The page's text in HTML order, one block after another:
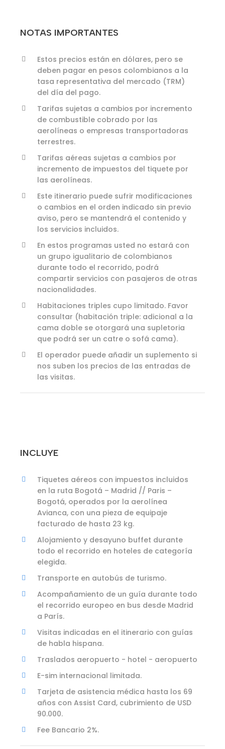
NOTAS IMPORTANTES
Estos precios están en dólares, pero se
deben pagar en pesos colombianos a la
tasa representativa del mercado (TRM)
del día del pago.
Tarifas sujetas a cambios por incremento
de combustible cobrado por las
aerolíneas o empresas transportadoras
terrestres.
Tarifas aéreas sujetas a cambios por
incremento de impuestos del tiquete por
las aerolíneas.
Este itinerario puede sufrir modificaciones
o cambios en el orden indicado sin previo
aviso, pero se mantendrá el contenido y
los servicios incluidos.
En estos programas usted no estará con
un grupo igualitario de colombianos
durante todo el recorrido, podrá
compartir servicios con pasajeros de otras
nacionalidades.
Habitaciones triples cupo limitado. Favor
consultar (habitación triple: adicional a la
cama doble se otorgará una supletoria
que podrá ser un catre o sofá cama).
El operador puede añadir un suplemento si
nos suben los precios de las entradas de
las visitas.
INCLUYE
Tiquetes aéreos con impuestos incluidos
en la ruta Bogotá – Madrid // Paris –
Bogotá, operados por la aerolínea
Avianca, con una pieza de equipaje
facturado de hasta 23 kg.
Alojamiento y desayuno buffet durante
todo el recorrido en hoteles de categoría
elegida.
Transporte en autobús de turismo.
Acompañamiento de un guía durante todo
el recorrido europeo en bus desde Madrid
a París.
Visitas indicadas en el itinerario con guías
de habla hispana.
Traslados aeropuerto - hotel - aeropuerto
E-sim internacional limitada.
Tarjeta de asistencia médica hasta los 69
años con Assist Card, cubrimiento de USD
90.000.
Fee Bancario 2%.